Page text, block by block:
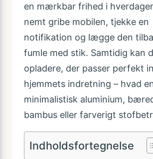
en mærkbar frihed i
nemt gribe mobilen, tjekke en
notifikation og lægge den
fumle med stik. Samtidig kan
opladere, der passer perfekt
hjemmets indretning – hvad
minimalistisk aluminium,
bambus eller farverigt
Indholdsfortegnelse